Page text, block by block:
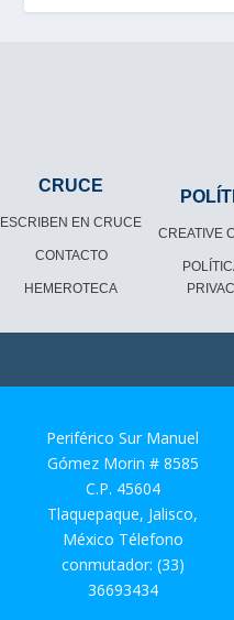
CRUCE
ESCRIBEN EN CRUCE
CONTACTO
HEMEROTECA
CREATIVE
Periférico Sur Manuel
Gómez Morin # 8585
C.P. 45604
Tlaquepaque, Jalisco,
México Télefono
conmutador: (33)
36693434